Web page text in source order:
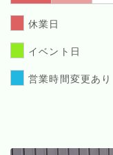
休業日
イベント日
営業時間変更あり